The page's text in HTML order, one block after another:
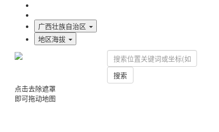
广西壮族自治区
地区海拔
搜索
点击去除遮罩
即可拖动地图